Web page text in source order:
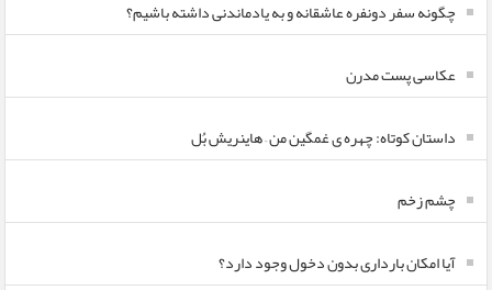
چگونه سفر دونفره عاشقانه و به یادماندنی داشته باشیم؟
عکاسی پست مدرن
داستان کوتاه: چهره ی غمگین من – هاینریش بُل
چشم زخم
آیا امکان بارداری بدون دخول وجود دارد؟